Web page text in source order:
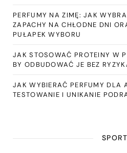
PERFUMY NA ZIMĘ: JAK
ZAPACHY NA CHŁODNE DNI
PUŁAPEK WYBORU
JAK STOSOWAĆ PROTEINY W
BY ODBUDOWAĆ JE BEZ
JAK WYBIERAĆ PERFUMY DLA
TESTOWANIE I UNIKANIE
SPORT